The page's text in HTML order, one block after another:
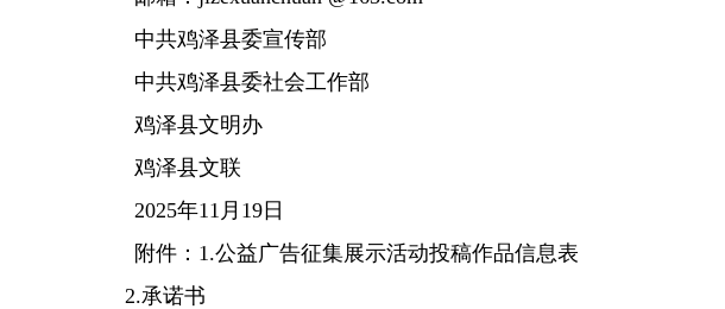
中共鸡泽县委宣传部
中共鸡泽县委社会工作部
鸡泽县文明办
鸡泽县文联
2025年11月19日
附件：1.公益广告征集展示活动投稿作品信息表
2.承诺书